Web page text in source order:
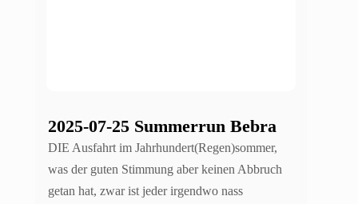
2025-07-25 Summerrun Bebra
DIE Ausfahrt im Jahrhundert(Regen)sommer,
was der guten Stimmung aber keinen Abbruch
getan hat, zwar ist jeder irgendwo nass